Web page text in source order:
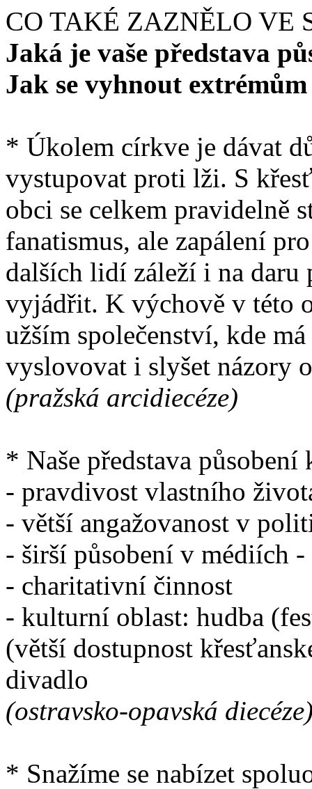
CO TAKÉ ZAZNĚLO VE
Jaká je vaše představa
Jak se vyhnout
* Úkolem církve je dávat
vystupovat proti lži. S
obci se celkem pravidelně
fanatismus, ale zapálení
dalších lidí záleží i na
vyjádřit. K výchově v této
užším společenství, kde
vyslovovat i slyšet názory
(pražská arcidiecéze)
* Naše představa
- pravdivost vlastního
- větší angažovanost v
- širší působení v médiích
- charitativní činnost
- kulturní oblast: hudba
(větší dostupnost
divadlo
(ostravsko-opavská
* Snažíme se nabízet